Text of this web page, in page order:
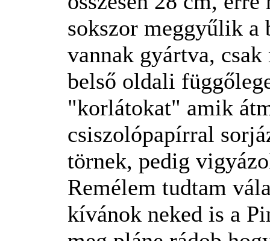
sokszor meggyűlik a
vannak gyártva,
belső oldali
"korlátokat" amik
csiszolópapírral
törnek, pedig
Remélem tudtam
kívánok neked is a